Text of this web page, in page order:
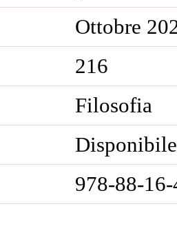
Ottobre
216
Filosofia
Disponibile
978-88-